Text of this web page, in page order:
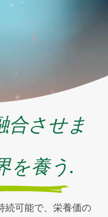
合させま
を養う.
続可能で、栄養価の